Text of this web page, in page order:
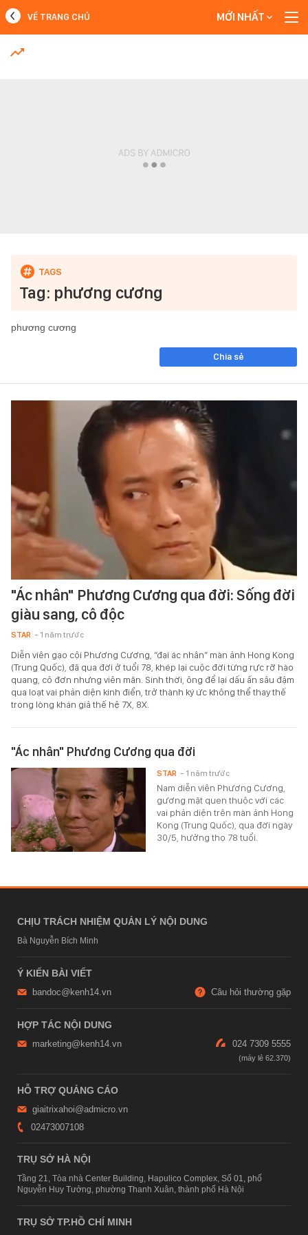
MỚI NHẤT
VỀ TRANG CHỦ MỚI NHẤT
Tag: phương cương
phương cương
Chia sẻ
"Ác nhân" Phương Cương qua đời: Sống đời
giàu sang, cô độc
STAR - 1 năm trước
Diễn viên gạo cội Phương Cương, “đại ác nhân” màn ảnh Hong Kong
(Trung Quốc), đã qua đời ở tuổi 78, khép lại cuộc đời từng rực rỡ hào
quang, cô đơn nhưng viên mãn. Sinh thời, ông để lại dấu ấn sâu đậm
qua loạt vai phản diện kinh điển, trở thành ký ức không thể thay thế
trong lòng khán giả thế hệ 7X, 8X.
"Ác nhân" Phương Cương qua đời
Nam diễn viên Phương Cương,
gương mặt quen thuộc với các
vai phản diện trên màn ảnh Hong
Kong (Trung Quốc), qua đời ngày
30/5, hưởng thọ 78 tuổi.
STAR - 1 năm trước
CHỊU TRÁCH NHIỆM QUẢN LÝ NỘI DUNG
Bà Nguyễn Bích Minh
Ý KIẾN BÀI VIẾT
bandoc@kenh14.vn Câu hỏi thường gặp
HỢP TÁC NỘI DUNG
marketing@kenh14.vn 024 7309 5555
HỖ TRỢ QUẢNG CÁO
giaitrixahoi@admicro.vn
02473007108
TRỤ SỞ HÀ NỘI
Tầng 21, Tòa nhà Center Building, Hapulico Complex, Số 01, phố
Nguyễn Huy Tưởng, phường Thanh Xuân, thành phố Hà Nội
TRỤ SỞ TP.HỒ CHÍ MINH